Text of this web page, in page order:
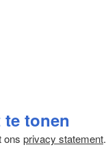
tonen
ons privacy statement.